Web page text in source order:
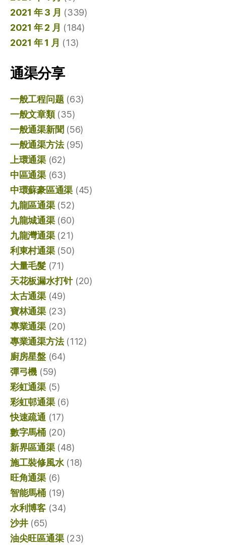
2021 年 3 月 (339)
2021 年 2 月 (184)
2021 年 1 月 (13)
通渠分享
一般工程问题(63)
一般文章類(35)
一般通渠新聞 (56)
一般通渠方法(95)
上環通渠(62)
中區通渠(63)
中環蘇豪區通渠 (45)
九龍區通渠(52)
九龍城通渠(60)
九龍灣通渠(21)
利東村通渠(50)
大量毛髮(71)
天花板漏水打针(20)
太古通渠(49)
寶林通渠(23)
專業通渠(20)
專業通渠方法(112)
廚房星盤(64)
彈弓機 (59)
彩虹通渠(5)
彩虹邨通渠(6)
快速疏通(17)
數字馬桶(20)
新界區通渠(48)
施工裝修風水(18)
旺角通渠(6)
智能馬桶(19)
水利博客(34)
沙井(65)
油尖旺區通渠(23)